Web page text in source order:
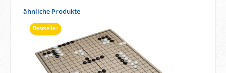
Produktgalerie überspringen
ähnliche Produkte
Bestseller